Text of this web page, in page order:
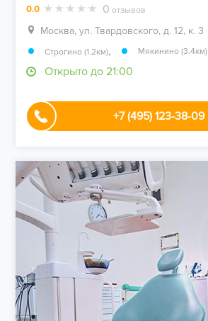
0.0 0 отзывов
Москва, ул. Твардовского, д. 12, к. 3
Строгино (1.2км), Мякинино (3.4км)
Открыто до 21:00
+7 (495) 123-38-09